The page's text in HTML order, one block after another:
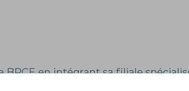
BPCE en intégrant sa filiale